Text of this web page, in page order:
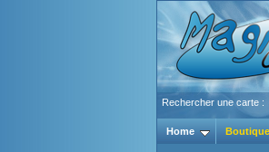
Rechercher une carte :
Home Boutique